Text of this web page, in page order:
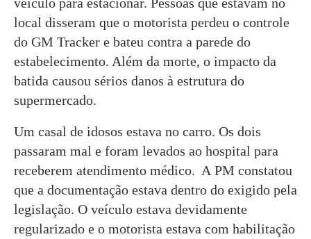
local disseram que o motorista perdeu o controle
do GM Tracker e bateu contra a parede do
estabelecimento. Além da morte, o impacto da
batida causou sérios danos à estrutura do
supermercado.
Um casal de idosos estava no carro. Os dois
passaram mal e foram levados ao hospital para
receberem atendimento médico. A PM constatou
que a documentação estava dentro do exigido pela
legislação. O veículo estava devidamente
regularizado e o motorista estava com habilitação